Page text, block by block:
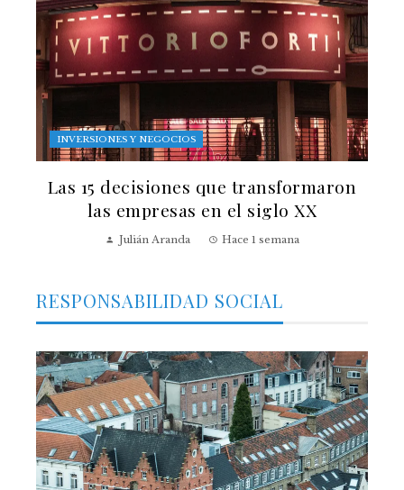
INVERSIONES Y NEGOCIOS
Las 15 decisiones que transformaron
las empresas en el siglo XX
Julián Aranda Hace 1 semana
RESPONSABILIDAD SOCIAL